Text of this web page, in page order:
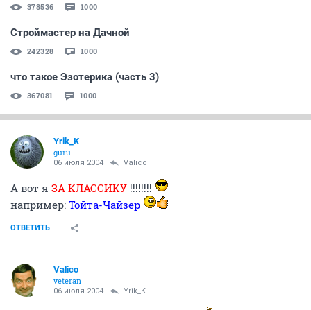
378536 1000
Строймастер на Дачной
242328 1000
что такое Эзотерика (часть 3)
367081 1000
Yrik_K
guru
06 июля 2004 Valico
А вот я ЗА КЛАССИКУ !!!!!!!!
например: Тойта-Чайзер
ОТВЕТИТЬ
Valico
veteran
06 июля 2004 Yrik_K